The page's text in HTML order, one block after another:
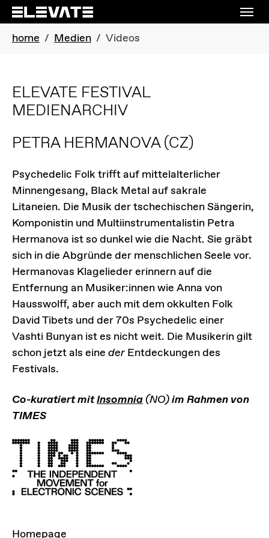
Skip to main navigation
Skip to main content
Skip to page footer
You are here:
home Medien Videos
ELEVATE FESTIVAL
MEDIENARCHIV
PETRA HERMANOVA(CZ)
Psychedelic Folk trifft auf mittelalterlicher
Minnengesang, Black Metal auf sakrale
Litaneien. Die Musik der tschechischen Sängerin,
Komponistin und Multiinstrumentalistin Petra
Hermanova ist so dunkel wie die Nacht. Sie gräbt
sich in die Abgründe der menschlichen Seele vor.
Hermanovas Klagelieder erinnern auf die
Entfernung an Musiker:innen wie Anna von
Hausswolff, aber auch mit dem okkulten Folk
David Tibets und der 70s Psychedelic einer
Vashti Bunyan ist es nicht weit. Die Musikerin gilt
schon jetzt als eine der Entdeckungen des
Festivals.
Co-kuratiert mitInsomnia (NO)im Rahmen von
TIMES
LINKS
Homepage